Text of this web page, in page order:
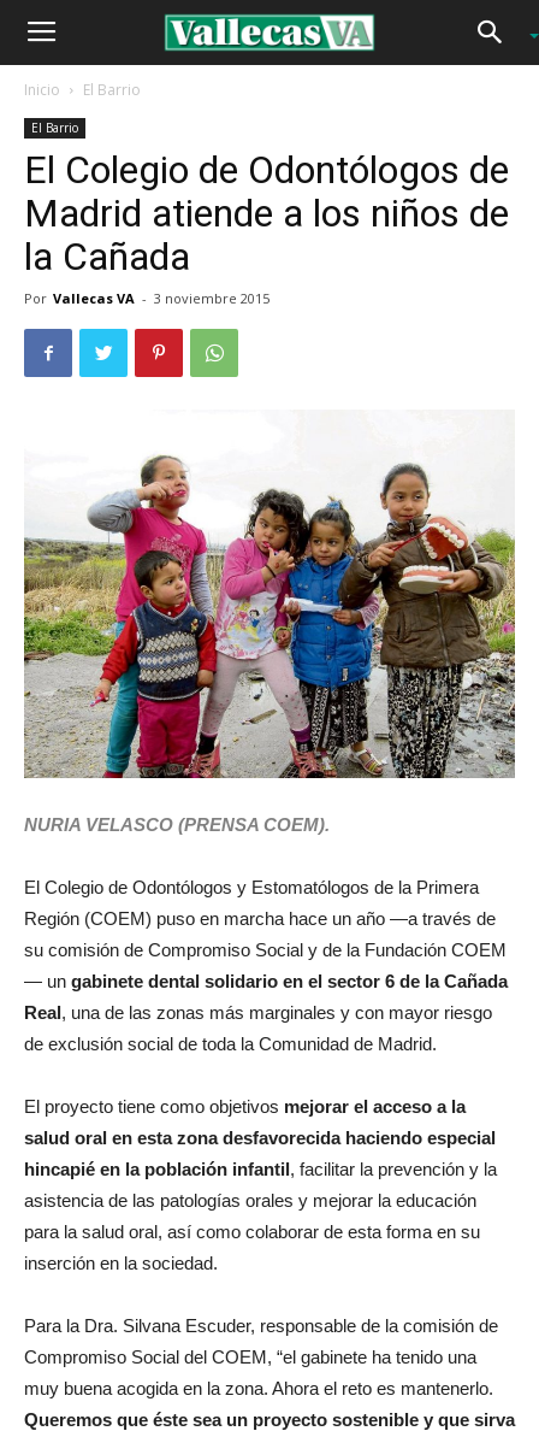
Inicio El Barrio
El Barrio
El Colegio de Odontólogos de
Madrid atiende a los niños de
la Cañada
Por Vallecas VA - 3 noviembre 2015
NURIA VELASCO (PRENSA COEM).
El Colegio de Odontólogos y Estomatólogos de la Primera
Región (COEM) puso en marcha hace un año —a través de
su comisión de Compromiso Social y de la Fundación COEM
— un gabinete dental solidario en el sector 6 de la Cañada
Real, una de las zonas más marginales y con mayor riesgo
de exclusión social de toda la Comunidad de Madrid.
El proyecto tiene como objetivos mejorar el acceso a la
salud oral en esta zona desfavorecida haciendo especial
hincapié en la población infantil, facilitar la prevención y la
asistencia de las patologías orales y mejorar la educación
para la salud oral, así como colaborar de esta forma en su
inserción en la sociedad.
Para la Dra. Silvana Escuder, responsable de la comisión de
Compromiso Social del COEM, “el gabinete ha tenido una
muy buena acogida en la zona. Ahora el reto es mantenerlo.
Queremos que éste sea un proyecto sostenible y que sirva